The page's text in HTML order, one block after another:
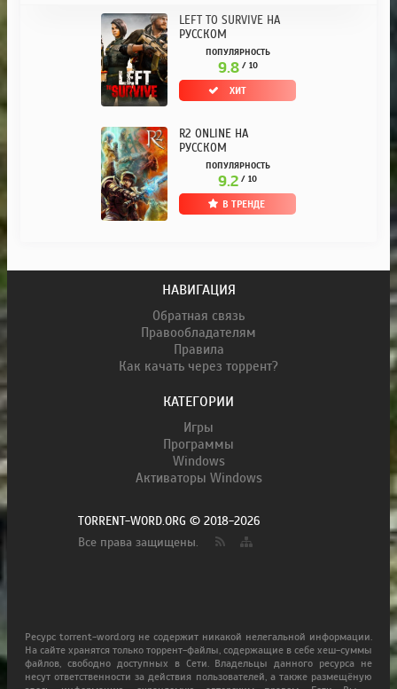
LEFT TO SURVIVE НА
РУССКОМ
ПОПУЛЯРНОСТЬ
9.8 / 10
ХИТ
R2 ONLINE НА
РУССКОМ
ПОПУЛЯРНОСТЬ
9.2 / 10
В ТРЕНДЕ
НАВИГАЦИЯ
Обратная связь
Правообладателям
Правила
Как качать через торрент?
КАТЕГОРИИ
Игры
Программы
Windows
Активаторы Windows
TORRENT-WORD.ORG © 2018-2026
Все права защищены.
Ресурс torrent-word.org не содержит никакой нелегальной информации.
На сайте хранятся только торрент-файлы, содержащие в себе хеш-суммы
файлов, свободно доступных в Сети. Владельцы данного ресурса не
несут ответственности за действия пользователей, а также размещёную